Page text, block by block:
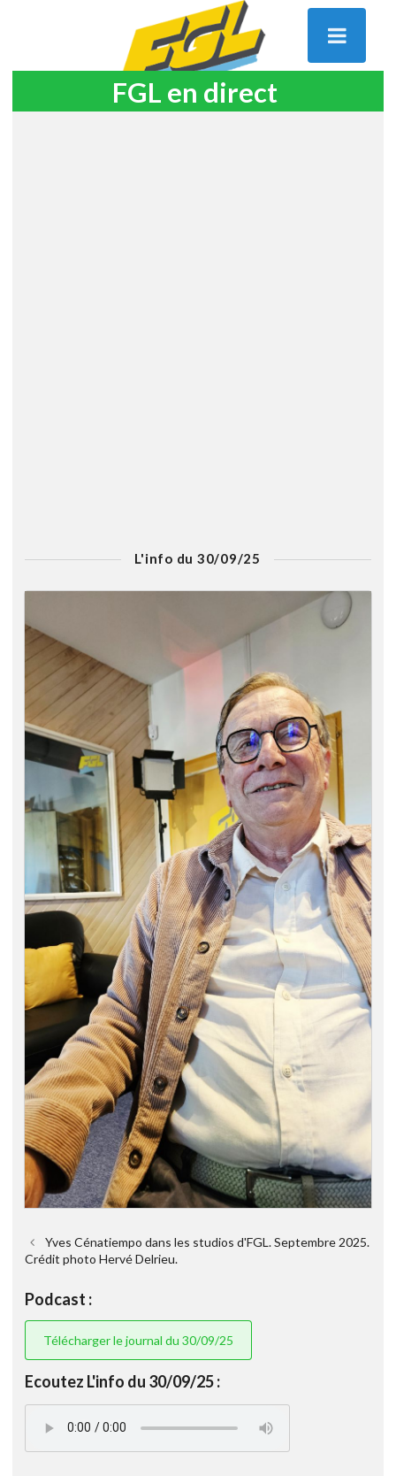
FGL en direct
L'info du 30/09/25
Yves Cénatiempo dans les studios d'FGL. Septembre 2025.
Crédit photo Hervé Delrieu.
Podcast :
Télécharger le journal du 30/09/25
Ecoutez L'info du 30/09/25 :